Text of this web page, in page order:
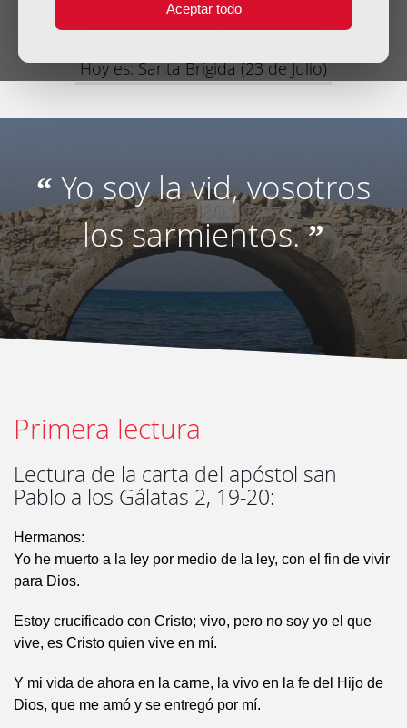
Aceptar todo
Lecturas del día y comentario
Hoy es: Santa Brígida (23 de Julio)
“ Yo soy la vid, vosotros
los sarmientos.”
Primera lectura
Lectura de la carta del apóstol san
Pablo a los Gálatas 2, 19-20:
Hermanos:
Yo he muerto a la ley por medio de la ley, con el fin de vivir
para Dios.
Estoy crucificado con Cristo; vivo, pero no soy yo el que
vive, es Cristo quien vive en mí.
Y mi vida de ahora en la carne, la vivo en la fe del Hijo de
Dios, que me amó y se entregó por mí.